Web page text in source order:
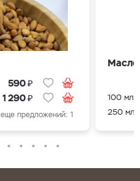
590₽
1 290₽
еще предложений: 1
Масло
100 мл.
250 мл.